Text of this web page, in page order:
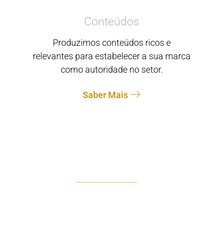
Conteúdos
Produzimos conteúdos ricos e
relevantes para estabelecer a sua marca
como autoridade no setor.
Saber Mais